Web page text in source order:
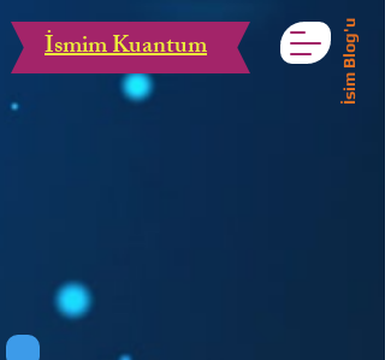
İsmim Kuantum İsim Blog'u